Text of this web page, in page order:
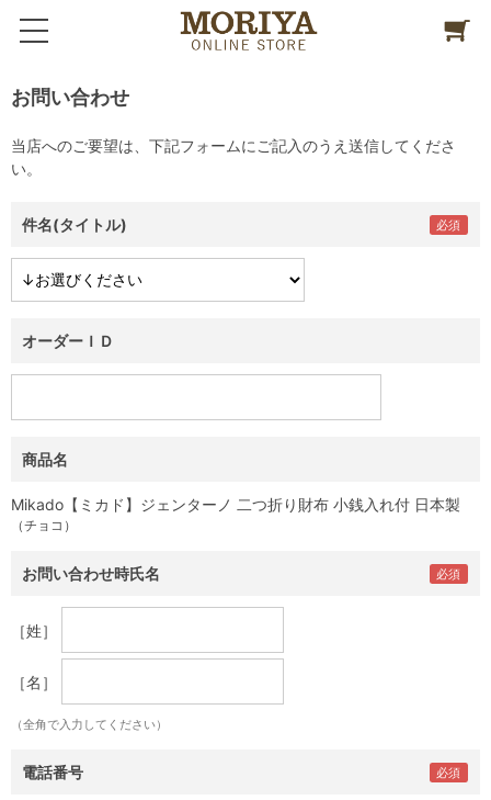
お問い合わせ
当店へのご要望は、下記フォームにご記入のうえ送信してくださ
い。
件名(タイトル)
オーダーＩＤ
商品名
Mikado【ミカド】ジェンターノ 二つ折り財布 小銭入れ付 日本製
（チョコ）
お問い合わせ時氏名
［姓］
［名］
（全角で入力してください）
電話番号